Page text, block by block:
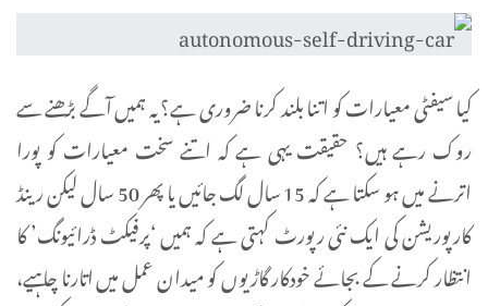
کیا سیفٹی معیارات کو اتنا بلند کرنا ضروری ہے؟ یہ ہمیں آگے بڑھنے سے
روک رہے ہیں؟ حقیقت یہی ہے کہ اتنے سخت معیارات کو پورا
اترنے میں ہو سکتا ہے کہ 15 سال لگ جائیں یا پھر 50 سال لیکن رینڈ
کارپوریشن کی ایک نئی رپورٹ کہتی ہے کہ ہمیں ‘پرفیکٹ ڈرائیونگ’ کا
انتظار کرنے کے بجائے خودکار گاڑیوں کو میدان عمل میں اتارنا چاہیے،